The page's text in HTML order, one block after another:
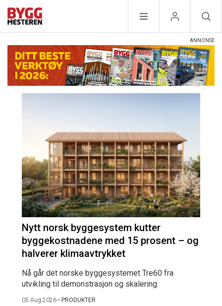
Nytt norsk byggesystem kutter
byggekostnadene med 15 prosent – og
halverer klimaavtrykket
Nå går det norske byggesystemet Tre60 fra
utvikling til demonstrasjon og skalering.
05 Aug 2026 • PRODUKTER